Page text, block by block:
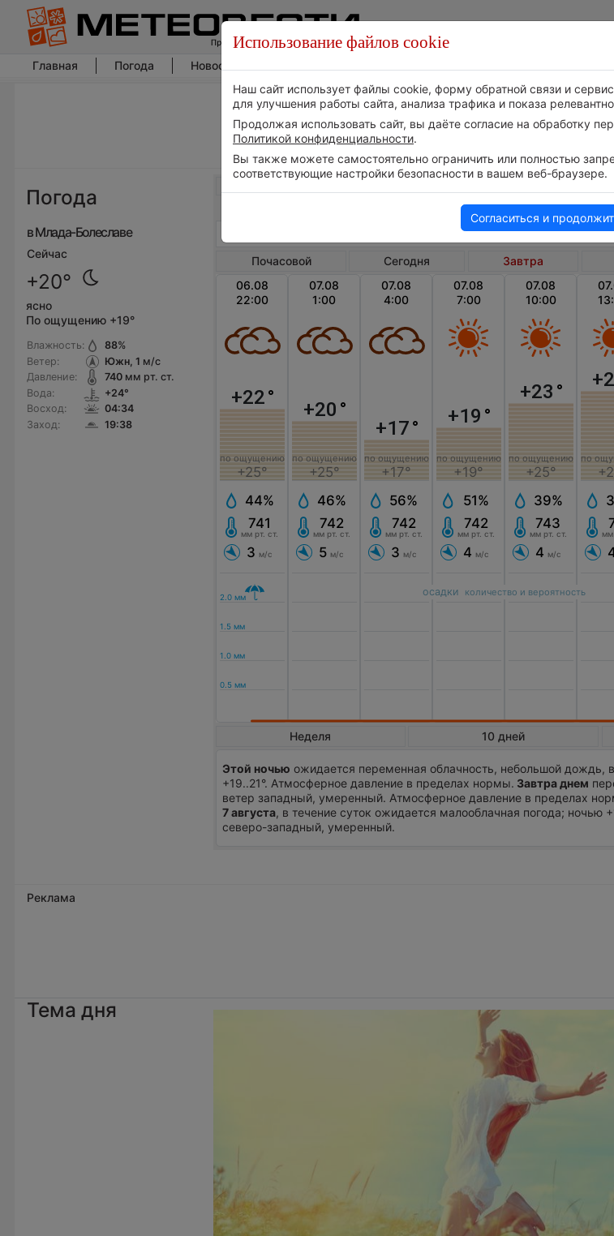
Главная Погода Новости погоды
Погода
в Млада-Болеславе
Сейчас
+20°
ясно
По ощущению +19°
Влажность:
Ветер:
Давление:
Вода:
Восход:
Заход:
88%
Южн, 1 м/с
740мм рт. ст.
+24°
04:34
19:38
Погода в Млада-Болеславе на завтра
Почасовой Сегодня Завтра
06.08
22:00
+22°
по ощущению
+25°
44%
741
мм рт. ст.
3 м/с
07.08
1:00
+20 °
по ощущению
+25°
46%
742
мм рт. ст.
5 м/с
07.08
4:00
+17°
по ощущению
+17°
56%
742
мм рт. ст.
3 м/с
07.08
7:00
+19 °
по ощущению
+19°
51%
742
мм рт. ст.
4 м/с
07.08
10:00
+23 °
по ощущению
+25°
39%
743
мм рт. ст.
4 м/с
по
мм
осадки количество и вероятность
Неделя 10 дней
Этой ночью ожидается переменная облачность, небольшой дождь,
+19..21°. Атмосферное давление в пределах нормы. Завтра днем
ветер западный, умеренный. Атмосферное давление в пределах
7 августа, в течение суток ожидается малооблачная погода; ночью
северо-западный, умеренный.
Реклама
Тема дня
Использование файлов cookie
Наш сайт использует файлы cookie, форму обратной связи и
для улучшения работы сайта, анализа трафика и показа
Продолжая использовать сайт, вы даёте согласие на обработку
Политикой конфиденциальности.
Вы также можете самостоятельно ограничить или полностью
соответствующие настройки безопасности в вашем веб-браузере.
Согласиться и